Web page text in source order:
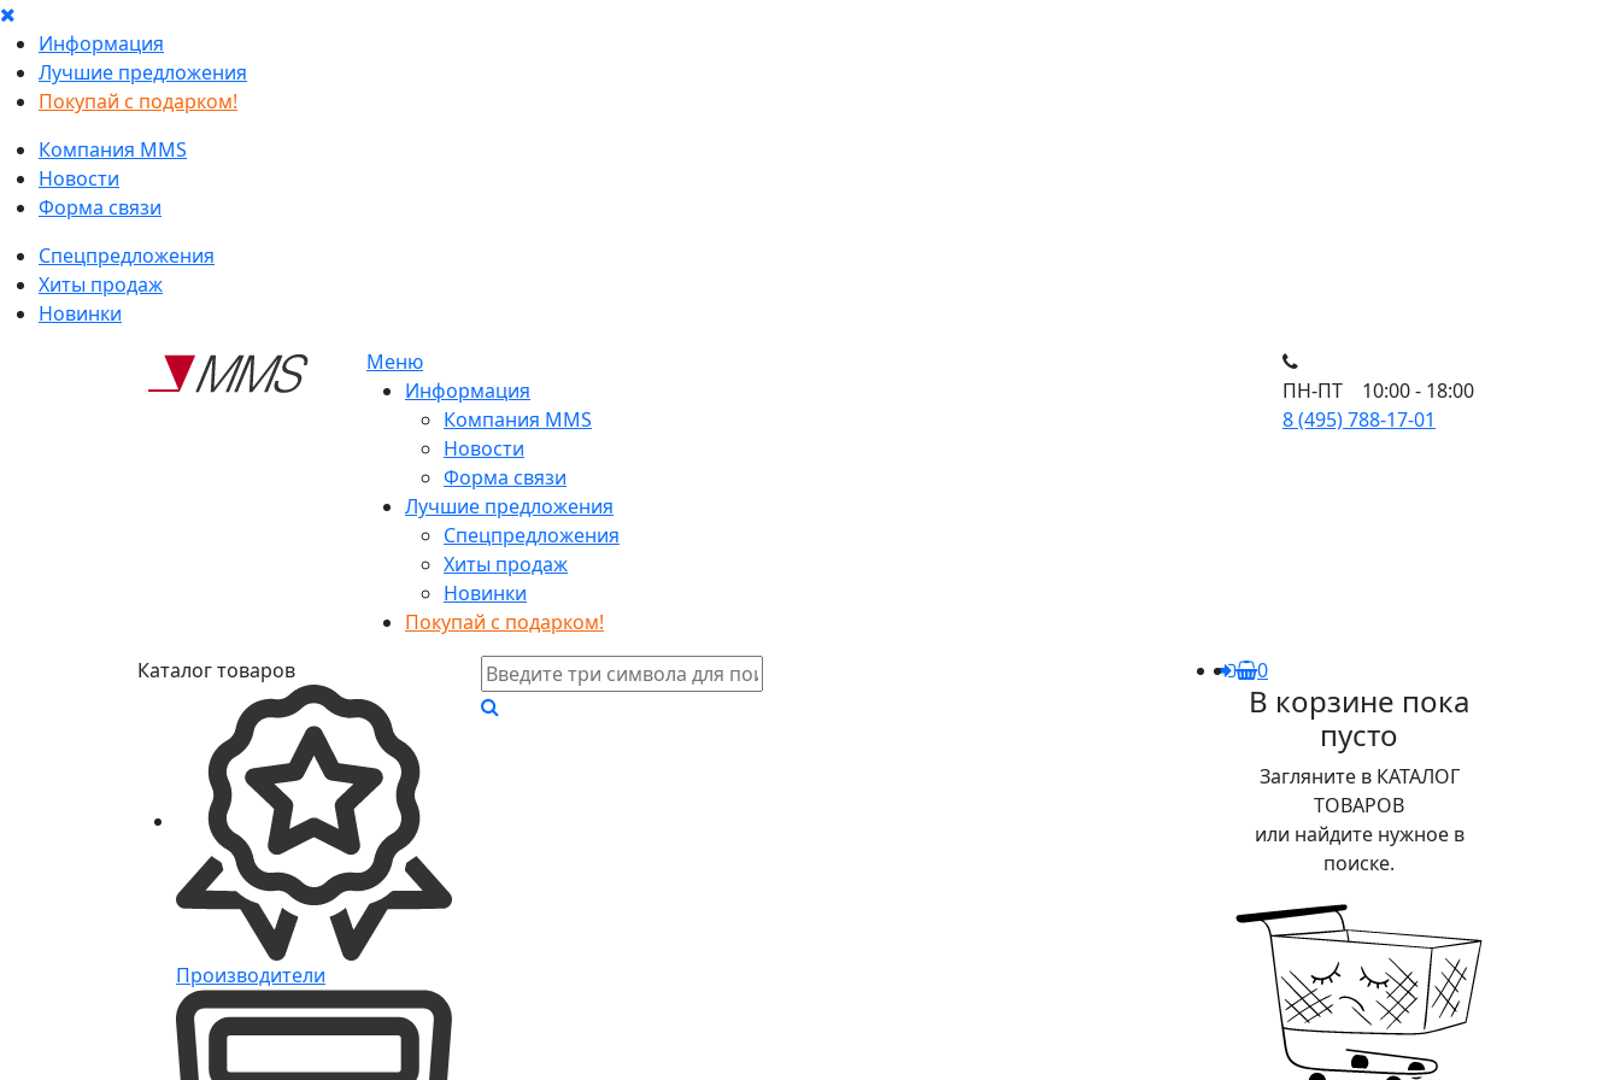
Информация
Лучшие предложения
Покупай с подарком!
Компания MMS
Новости
Форма связи
Спецпредложения
Хиты продаж
Новинки
Меню
Информация
Компания MMS
Новости
Форма связи
Лучшие предложения
Спецпредложения
Хиты продаж
Новинки
Покупай с подарком!
ПН-ПТ 10:00 - 18:00
8 (495) 788-17-01
Каталог товаров
Производители
0
В корзине пока
пусто
Загляните в КАТАЛОГ
ТОВАРОВ
или найдите нужное в
поиске.